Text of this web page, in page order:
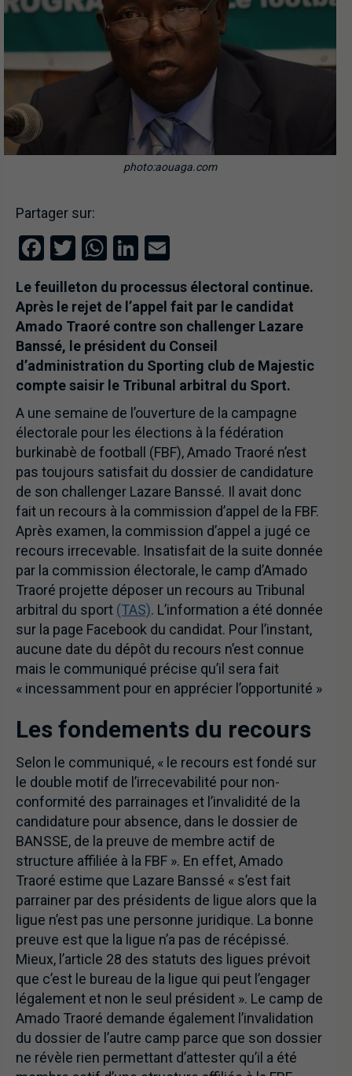
photo:aouaga.com
Partager sur:
Facebook
TwitterWhatsApp
LinkedIn
Le feuilleton du processus électoral continue.
Après le rejet de l’appel fait par le candidat
Amado Traoré contre son challenger Lazare
Banssé, le président du Conseil
d’administration du Sporting club de Majestic
compte saisir le Tribunal arbitral du Sport.
A une semaine de l’ouverture de la campagne
électorale pour les élections à la fédération
burkinabè de football (FBF), Amado Traoré n’est
pas toujours satisfait du dossier de candidature
de son challenger Lazare Banssé. Il avait donc
fait un recours à la commission d’appel de la FBF.
Après examen, la commission d’appel a jugé ce
recours irrecevable. Insatisfait de la suite donnée
par la commission électorale, le camp d’Amado
Traoré projette déposer un recours au Tribunal
arbitral du sport (TAS). L’information a été donnée
sur la page Facebook du candidat. Pour l’instant,
aucune date du dépôt du recours n’est connue
mais le communiqué précise qu’il sera fait
« incessamment pour en apprécier l’opportunité »
Les fondements du recours
Selon le communiqué, « le recours est fondé sur
le double motif de l’irrecevabilité pour non-
conformité des parrainages et l’invalidité de la
candidature pour absence, dans le dossier de
BANSSE, de la preuve de membre actif de
structure affiliée à la FBF ». En effet, Amado
Traoré estime que Lazare Banssé « s’est fait
parrainer par des présidents de ligue alors que la
ligue n’est pas une personne juridique. La bonne
preuve est que la ligue n’a pas de récépissé.
Mieux, l’article 28 des statuts des ligues prévoit
que c’est le bureau de la ligue qui peut l’engager
légalement et non le seul président ». Le camp de
Amado Traoré demande également l’invalidation
du dossier de l’autre camp parce que son dossier
ne révèle rien permettant d’attester qu’il a été